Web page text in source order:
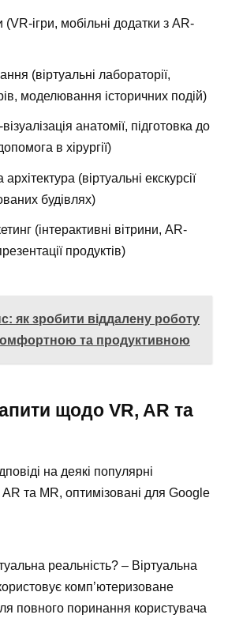
(VR-ігри, мобільні додатки з AR-
(віртуальні лабораторії,
моделювання історичних подій)
анатомії, підготовка до
в хірургії)
(віртуальні екскурсії
будівлях)
(інтерактивні вітрини, AR-
продуктів)
як зробити віддалену роботу
та продуктивною
щодо VR, AR та
на деякі популярні
та MR, оптимізовані для Google
реальність? – Віртуальна
комп’ютеризоване
повного поринання користувача